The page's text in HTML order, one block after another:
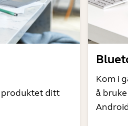
produktet ditt
Kom i
å